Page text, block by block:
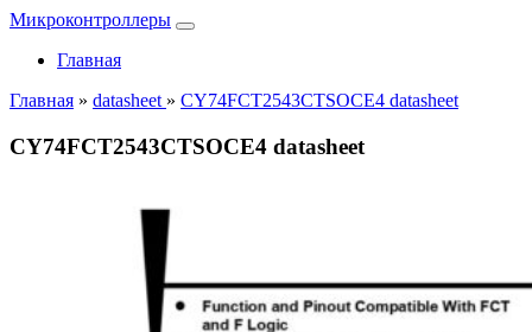
Микроконтроллеры
Главная
Главная » datasheet » CY74FCT2543CTSOCE4 datasheet
CY74FCT2543CTSOCE4 datasheet